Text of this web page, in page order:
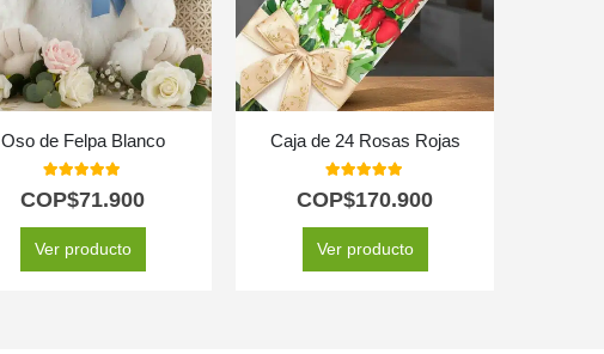
Oso de Felpa Blanco
5.00out of 5
COP$71.900
Ver producto
Caja de 24 Rosas Rojas
5.00
COP$170.900
Ver producto